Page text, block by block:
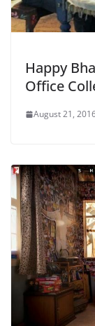
Happy
Office
August 21,